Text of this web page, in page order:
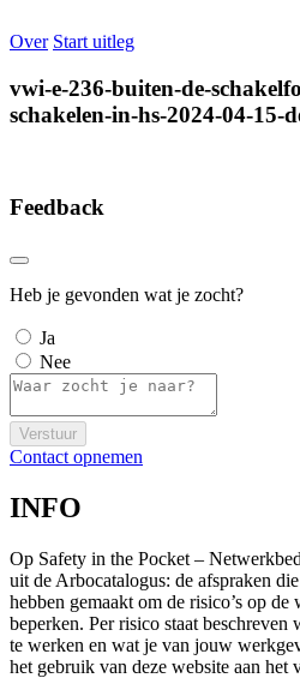
Over Start uitleg
vwi-e-236-buiten-de-
schakelen-in-hs-2024-04-15-
Feedback
Heb je gevonden wat je zocht?
Ja
Nee
Verstuur
Contact opnemen
INFO
Op Safety in the Pocket –
uit de Arbocatalogus: de afspraken
hebben gemaakt om de risico’s op
beperken. Per risico staat
te werken en wat je van jouw
het gebruik van deze website aan het